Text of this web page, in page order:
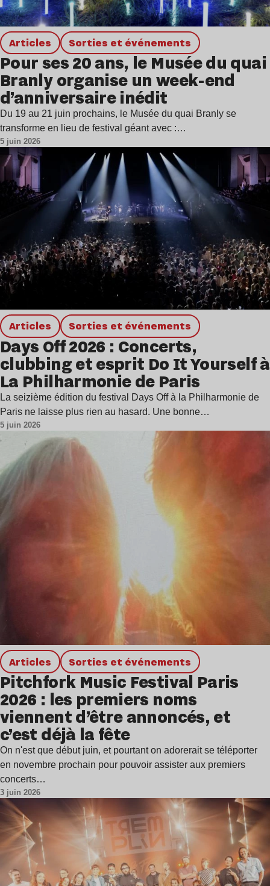
Articles Sorties et événements
Pour ses 20 ans, le Musée du quai
Branly organise un week-end
d’anniversaire inédit
Du 19 au 21 juin prochains, le Musée du quai Branly se
transforme en lieu de festival géant avec :…
5 juin 2026
Articles Sorties et événements
Days Off 2026 : Concerts,
clubbing et esprit Do It Yourself à
La Philharmonie de Paris
La seizième édition du festival Days Off à la Philharmonie de
Paris ne laisse plus rien au hasard. Une bonne…
5 juin 2026
Articles Sorties et événements
Pitchfork Music Festival Paris
2026 : les premiers noms
viennent d’être annoncés, et
c’est déjà la fête
On n'est que début juin, et pourtant on adorerait se téléporter
en novembre prochain pour pouvoir assister aux premiers
concerts…
3 juin 2026